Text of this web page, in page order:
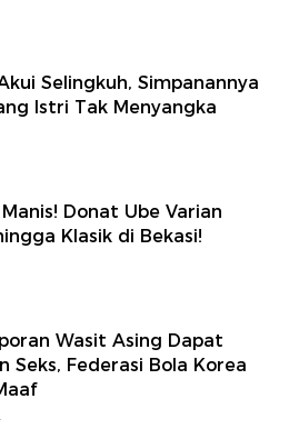
Selingkuh, Simpanannya
Istri Tak Menyangka
Donat Ube Varian
Klasik di Bekasi!
Wasit Asing Dapat
Seks, Federasi Bola Korea